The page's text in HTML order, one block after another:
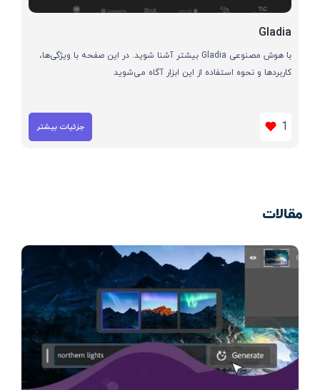
Gladia
با هوش مصنوعی Gladia بیشتر آشنا شوید. در این صفحه با ویژگی‌ها،
کاربردها و نحوه استفاده از این ابزار آگاه می‌شوید
1 جزئیات بیشتر
مقالات